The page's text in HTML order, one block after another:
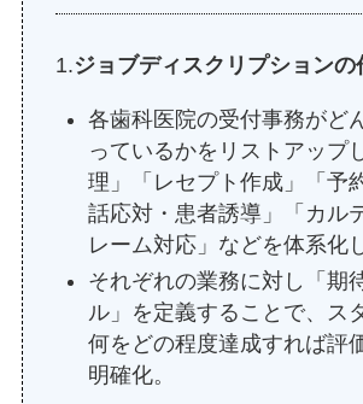
1.ジョブディスクリプションの
各歯科医院の受付事務がど
っているかをリストアップ
理」「レセプト作成」「予
話応対・患者誘導」「カル
レーム対応」などを体系化
それぞれの業務に対し「期
ル」を定義することで、ス
何をどの程度達成すれば評
明確化。